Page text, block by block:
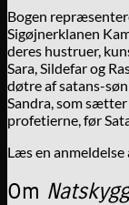
Bogen
Sigøjnerklanen
deres hustruer,
Sara, Sildefar og
døtre af satans-
Sandra, som
profetierne, før
Læs en anmeldelse
Om